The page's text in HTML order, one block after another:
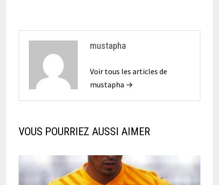
mustapha
Voir tous les articles de
mustapha →
VOUS POURRIEZ AUSSI AIMER